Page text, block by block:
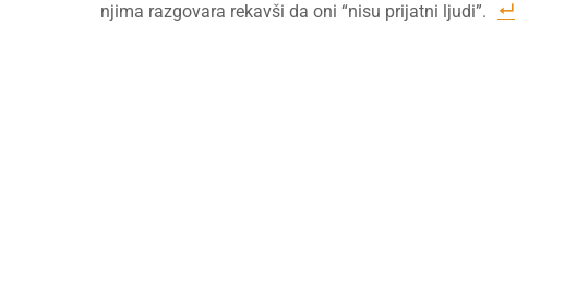
njima razgovara rekavši da oni “nisu prijatni ljudi”.